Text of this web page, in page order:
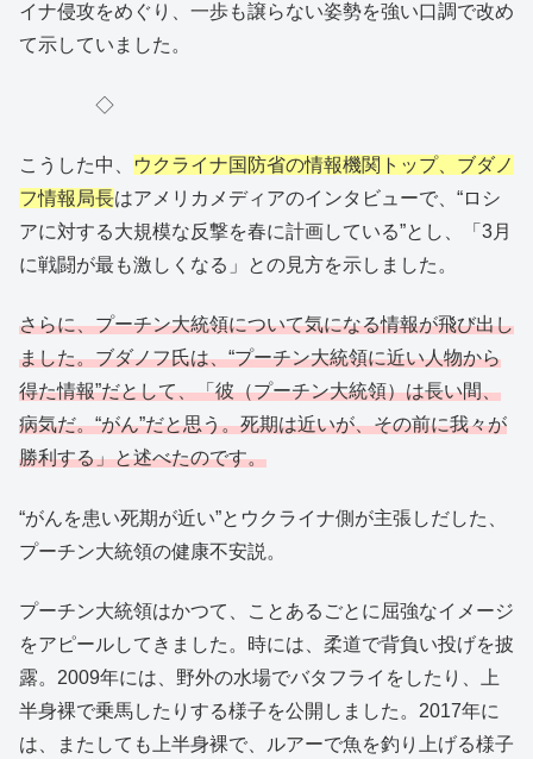
イナ侵攻をめぐり、一歩も譲らない姿勢を強い口調で改め
て示していました。
◇
こうした中、
ウクライナ国防省の情報機関トップ、ブダノ
フ情報局長はアメリカメディアのインタビューで、“ロシ
アに対する大規模な反撃を春に計画している”とし、「3月
に戦闘が最も激しくなる」との見方を示しました。
さらに、プーチン大統領について気になる情報が飛び出し
ました。ブダノフ氏は、“プーチン大統領に近い人物から
得た情報”だとして、「彼（プーチン大統領）は長い間、
病気だ。“がん”だと思う。死期は近いが、その前に我々が
勝利する」と述べたのです。
“がんを患い死期が近い”とウクライナ側が主張しだした、
プーチン大統領の健康不安説。
プーチン大統領はかつて、ことあるごとに屈強なイメージ
をアピールしてきました。時には、柔道で背負い投げを披
露。2009年には、野外の水場でバタフライをしたり、上
半身裸で乗馬したりする様子を公開しました。2017年に
は、またしても上半身裸で、ルアーで魚を釣り上げる様子